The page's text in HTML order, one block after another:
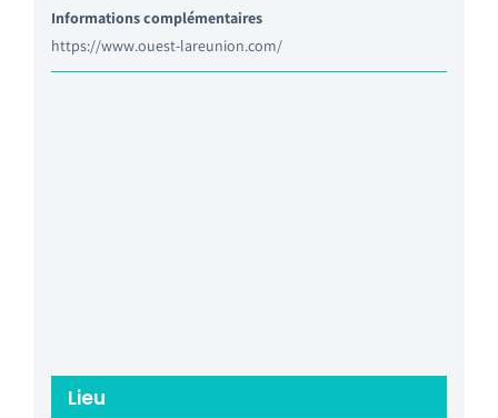
Informations complémentaires
https://www.ouest-lareunion.com/
Lieu